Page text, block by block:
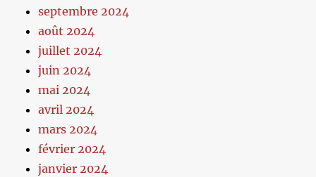
septembre 2024
août 2024
juillet 2024
juin 2024
mai 2024
avril 2024
mars 2024
février 2024
janvier 2024